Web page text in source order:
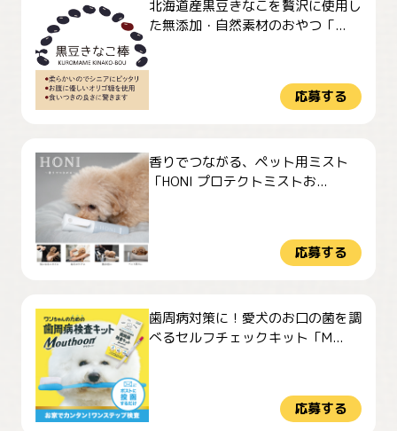
北海道産黒豆きなこを贅沢に使用し
た無添加・自然素材のおやつ「...
応募する
香りでつながる、ペット用ミスト
「HONI プロテクトミストお...
応募する
歯周病対策に！愛犬のお口の菌を調
べるセルフチェックキット「M...
応募する